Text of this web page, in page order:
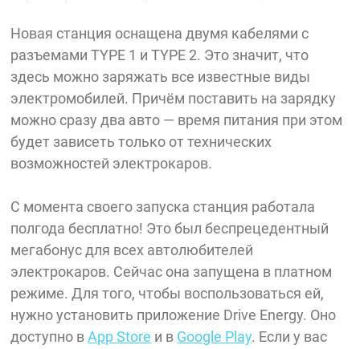
Новая станция оснащена двумя кабелями с
разъемами TYPE 1 и TYPE 2. Это значит, что
здесь можно заряжать все известные виды
электромобилей. Причём поставить на зарядку
можно сразу два авто — время питания при этом
будет зависеть только от технических
возможностей электрокаров.
С момента своего запуска станция работала
полгода бесплатно! Это был беспрецедентный
мегабонус для всех автолюбителей
электрокаров. Сейчас она запущена в платном
режиме. Для того, чтобы воспользоваться ей,
нужно установить приложение Drive Energy. Оно
доступно вApp Store и в Google Play. Если у вас